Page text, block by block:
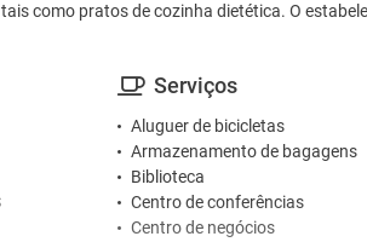
como pratos de cozinha dietética. O
Serviços
Aluguer de bicicletas
Armazenamento de bagagens
Biblioteca
Centro de conferências
Centro de negócios